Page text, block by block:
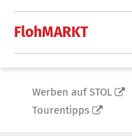
FlohMARKT
Werben auf STOL
Tourentipps